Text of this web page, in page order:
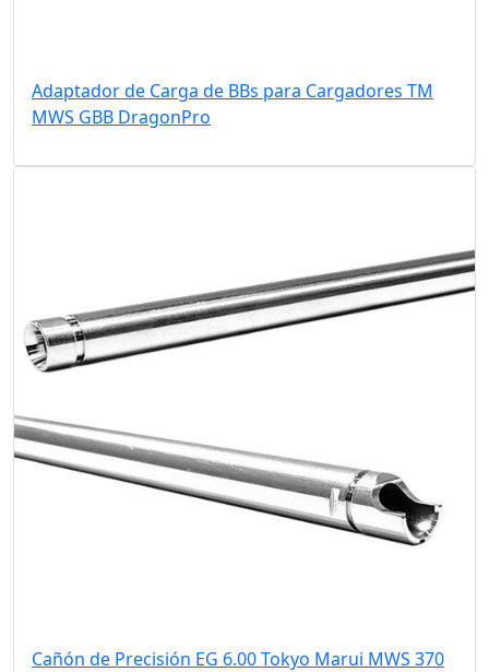
Adaptador de Carga de BBs para Cargadores TM
MWS GBB DragonPro
Cañón de Precisión EG 6.00 Tokyo Marui MWS 370